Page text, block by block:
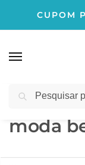
CUPOM
Início Produtos
moda